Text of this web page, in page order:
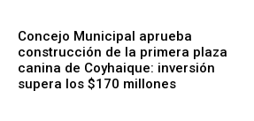
Concejo Municipal aprueba
construcción de la primera plaza
canina de Coyhaique: inversión
supera los $170 millones